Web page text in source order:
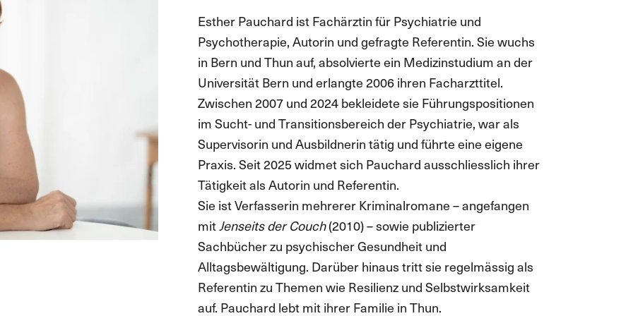
Esther Pauchard ist Fachärztin für Psychiatrie und
Psychotherapie, Autorin und gefragte Referentin. Sie wuchs
in Bern und Thun auf, absolvierte ein Medizinstudium an der
Universität Bern und erlangte 2006 ihren Facharzttitel.
Zwischen 2007 und 2024 bekleidete sie Führungspositionen
im Sucht- und Transitionsbereich der Psychiatrie, war als
Supervisorin und Ausbildnerin tätig und führte eine eigene
Praxis. Seit 2025 widmet sich Pauchard ausschliesslich ihrer
Tätigkeit als Autorin und Referentin.
Sie ist Verfasserin mehrerer Kriminalromane – angefangen
mitJenseits der Couch(2010) – sowie publizierter
Sachbücher zu psychischer Gesundheit und
Alltagsbewältigung. Darüber hinaus tritt sie regelmässig als
Referentin zu Themen wie Resilienz und Selbstwirksamkeit
auf. Pauchard lebt mit ihrer Familie in Thun.